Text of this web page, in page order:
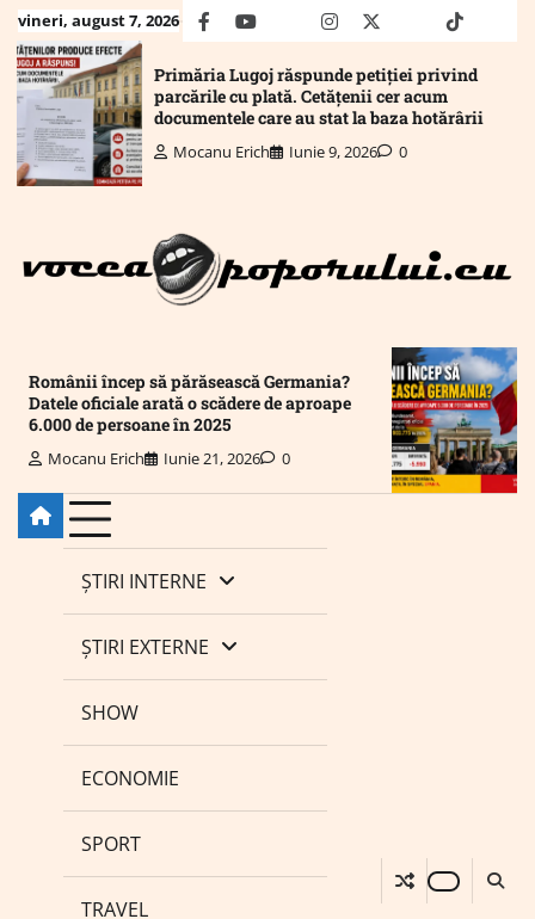
Skip
to
content
vineri, august 7, 2026 facebookyoutubeMailinstagram
twitter truthtiktok
Primăria Lugoj răspunde petiției privind
parcările cu plată. Cetățenii cer acum
documentele care au stat la baza hotărârii
Mocanu Erich Iunie 9, 2026 0
Românii încep să părăsească Germania?
Datele oficiale arată o scădere de aproape
6.000 de persoane în 2025
Mocanu Erich Iunie 21, 2026 0
ȘTIRI INTERNE
ȘTIRI EXTERNE
SHOW
ECONOMIE
SPORT
TRAVEL